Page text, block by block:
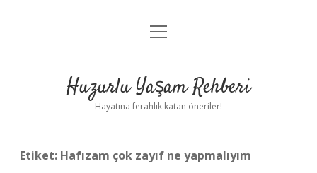
Anasayfa
Yasal Uyarı
menüyü
Huzurlu Yaşam Rehberi
Hayatına ferahlık katan öneriler!
Etiket: Hafızam çok zayıf ne yapmalıyım